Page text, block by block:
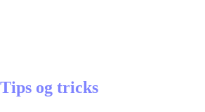
Tips og tricks